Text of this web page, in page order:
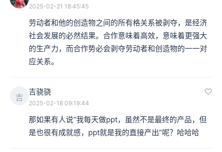
2025-02-21 18:45:45
劳动者和他的创造物之间的所有格关系被剥夺，是经济
社会发展的必然结果。合作意味着高效，意味着更强大
的生产力，而合作势必会剥夺劳动者和创造物的一一对
应关系。
吉
吉骁骁
2025-02-18 09:19:44
那如果有人说“我每天做ppt，虽然不是最终的产品，但
是也很有成就感，ppt就是我的直接产出”呢？哈哈哈